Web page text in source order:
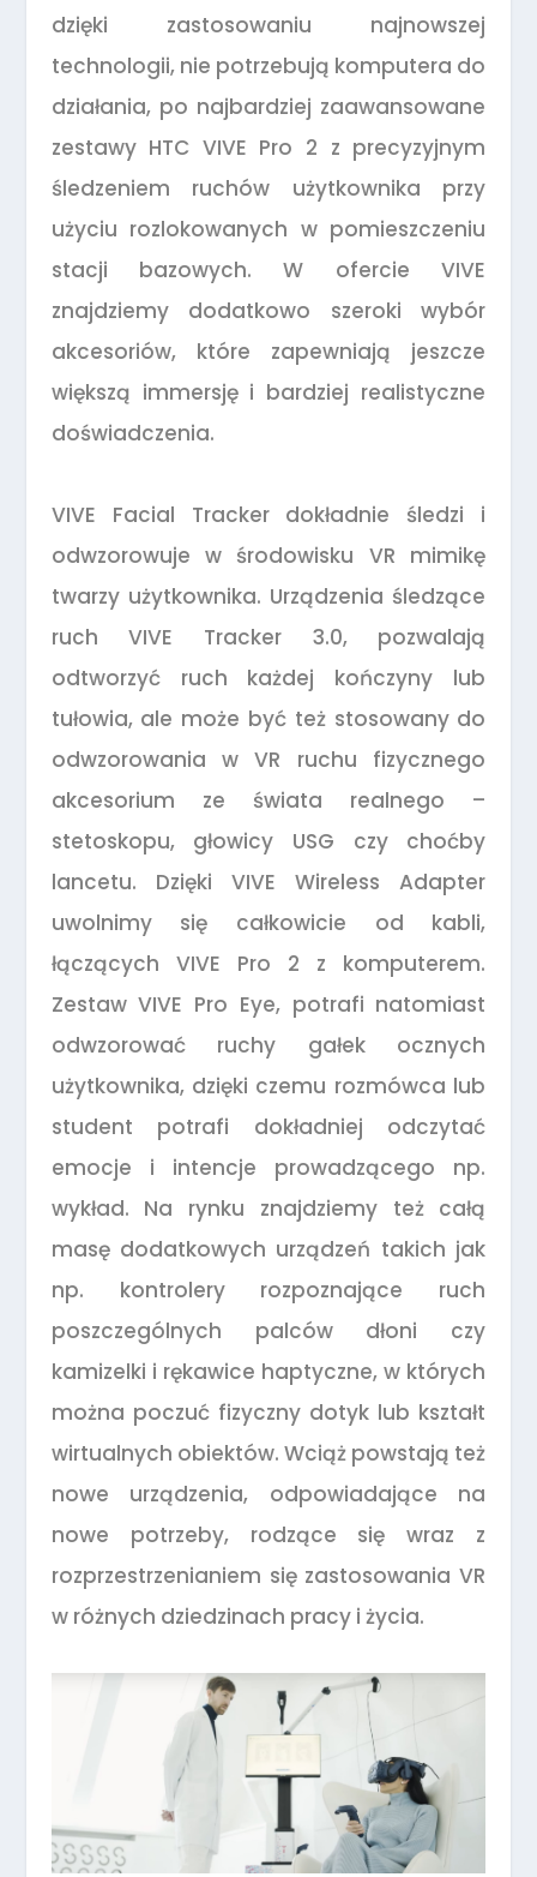
dzięki zastosowaniu najnowszej
technologii, nie potrzebują komputera do
działania, po najbardziej zaawansowane
zestawy HTC VIVE Pro 2 z precyzyjnym
śledzeniem ruchów użytkownika przy
użyciu rozlokowanych w pomieszczeniu
stacji bazowych. W ofercie VIVE
znajdziemy dodatkowo szeroki wybór
akcesoriów, które zapewniają jeszcze
większą immersję i bardziej realistyczne
doświadczenia.
VIVE Facial Tracker dokładnie śledzi i
odwzorowuje w środowisku VR mimikę
twarzy użytkownika. Urządzenia śledzące
ruch VIVE Tracker 3.0, pozwalają
odtworzyć ruch każdej kończyny lub
tułowia, ale może być też stosowany do
odwzorowania w VR ruchu fizycznego
akcesorium ze świata realnego –
stetoskopu, głowicy USG czy choćby
lancetu. Dzięki VIVE Wireless Adapter
uwolnimy się całkowicie od kabli,
łączących VIVE Pro 2 z komputerem.
Zestaw VIVE Pro Eye, potrafi natomiast
odwzorować ruchy gałek ocznych
użytkownika, dzięki czemu rozmówca lub
student potrafi dokładniej odczytać
emocje i intencje prowadzącego np.
wykład. Na rynku znajdziemy też całą
masę dodatkowych urządzeń takich jak
np. kontrolery rozpoznające ruch
poszczególnych palców dłoni czy
kamizelki i rękawice haptyczne, w których
można poczuć fizyczny dotyk lub kształt
wirtualnych obiektów. Wciąż powstają też
nowe urządzenia, odpowiadające na
nowe potrzeby, rodzące się wraz z
rozprzestrzenianiem się zastosowania VR
w różnych dziedzinach pracy i życia.